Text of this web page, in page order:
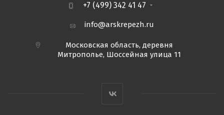
+7 (499) 342 41 47
info@arskrepezh.ru
Московская область, деревня
Митрополье, Шоссейная улица 11